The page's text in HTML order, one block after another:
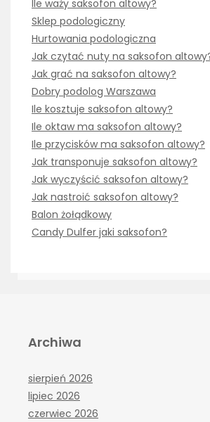
Ile waży saksofon altowy?
Sklep podologiczny
Hurtowania podologiczna
Jak czytać nuty na saksofon
Jak grać na saksofon altowy?
Dobry podolog Warszawa
Ile kosztuje saksofon altowy?
Ile oktaw ma saksofon altowy?
Ile przycisków ma saksofon altowy?
Jak transponuje saksofon altowy?
Jak wyczyścić saksofon altowy?
Jak nastroić saksofon altowy?
Balon żołądkowy
Candy Dulfer jaki saksofon?
Archiwa
sierpień 2026
lipiec 2026
czerwiec 2026